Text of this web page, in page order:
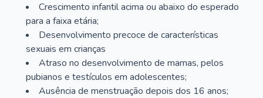
Crescimento infantil acima ou abaixo do esperado
para a faixa etária;
Desenvolvimento precoce de características
sexuais em crianças
Atraso no desenvolvimento de mamas, pelos
pubianos e testículos em adolescentes;
Ausência de menstruação depois dos 16 anos;